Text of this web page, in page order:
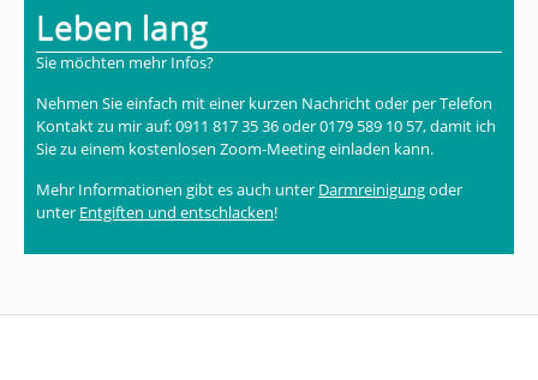
Leben lang
Sie möchten mehr Infos?
Nehmen Sie einfach mit einer kurzen Nachricht oder per Telefon
Kontakt zu mir auf: 0911 817 35 36 oder 0179 589 10 57, damit ich
Sie zu einem kostenlosen Zoom-Meeting einladen kann.
Mehr Informationen gibt es auch unter Darmreinigungoder
unter Entgiften und entschlacken!